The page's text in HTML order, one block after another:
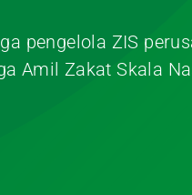
pengelola ZIS
Amil Zakat Skala